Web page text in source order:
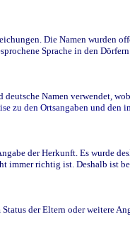
Die Namen wurden
Sprache in den
Namen verwendet,
zu den Ortsangaben und den
der Herkunft. Es wurde
immer richtig ist. Deshalb ist
der Eltern oder weitere